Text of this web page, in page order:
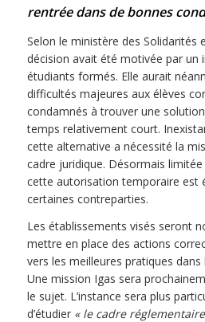
rentrée dans de bonnes
Selon le ministère des Solidarités
décision avait été motivée par un
étudiants formés. Elle aurait
difficultés majeures aux élèves
condamnés à trouver une
temps relativement court.
cette alternative a nécessité la
cadre juridique. Désormais limitée
cette autorisation temporaire est
certaines contreparties.
Les établissements visés seront
mettre en place des actions
vers les meilleures pratiques dans
Une mission Igas sera
le sujet. L’instance sera plus
d’étudier « le cadre